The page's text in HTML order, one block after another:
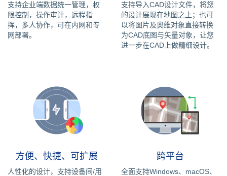
支持企业端数据统一管理，权
限控制，操作审计，远程指
挥，多人协作，可在内网和专
网部署。
支持导入CAD设计文件，将您
的设计展现在地图之上；也可
以将图片及奥维对象直接转换
为CAD底图与矢量对象，让您
进一步在CAD上做精细设计。
方便、快捷、可扩展
人性化的设计，支持设备间/用
跨平台
全面支持Windows、macOS、